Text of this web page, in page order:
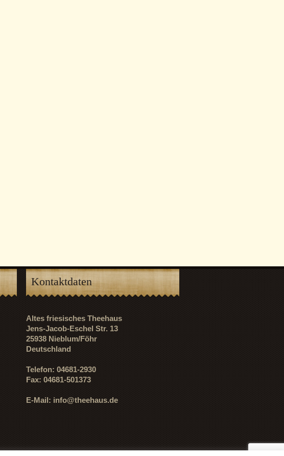
Kontaktdaten
Altes friesisches Theehaus
Jens-Jacob-Eschel Str. 13
25938 Nieblum/Föhr
Deutschland
Telefon: 04681-2930
Fax: 04681-501373
E-Mail: info@theehaus.de